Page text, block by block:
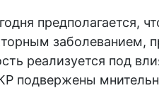
предполагается,
заболеванием,
реализуется под
подвержены